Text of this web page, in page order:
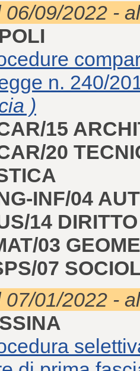
06/09/2022 -
n. 240/
)
15
20
INF/04
14
03
07
07/01/2022 -